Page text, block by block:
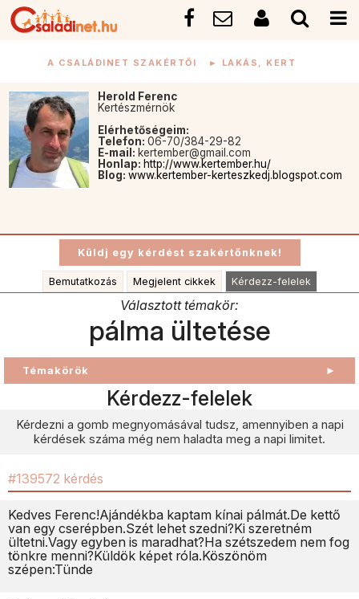
A CSALÁDINET SZAKÉRTŐI ► LAKÁS, KERT
Herold Ferenc
Kertészmérnök
Elérhetőségeim:
Telefon: 06-70/384-29-82
E-mail: kertember@gmail.com
Honlap: http://www.kertember.hu/
Blog: www.kertember-kerteszkedj.blogspot.com
Bemutatkozás Megjelent cikkek Kérdezz-felelek
Választott témakör:
pálma ültetése
Témakörök ►
Kérdezz-felelek
Kérdezni a gomb megnyomásával tudsz, amennyiben a napi
kérdések száma még nem haladta meg a napi limitet.
#139572 kérdés
Kedves Ferenc!Ajándékba kaptam kínai pálmát.De kettő
van egy cserépben.Szét lehet szedni?Ki szeretném
ültetni.Vagy egyben is maradhat?Ha szétszedem nem fog
tönkre menni?Küldök képet róla.Köszönöm
szépen:Tünde